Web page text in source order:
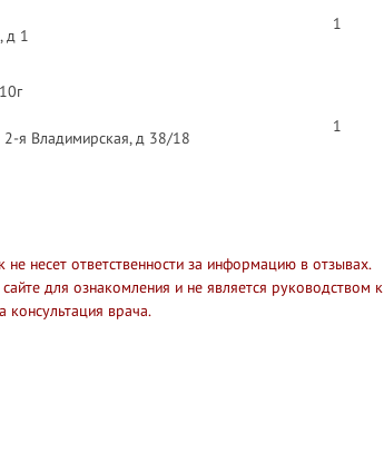
д 1
1
я Владимирская, д 38/18
1
несет ответственности за информацию в отзывах.
для ознакомления и не является руководством к
врача.